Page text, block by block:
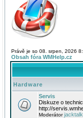
Právě je so 08. srpen, 2026
Obsah fóra WMHelp.cz
Hardware
Servis
Diskuze o
http://
Moderátor